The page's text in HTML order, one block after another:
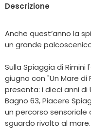
Descrizione
Anche quest’anno la
un grande
Sulla Spiaggia di
giugno con "Un Mare di
presenta: i dieci anni di
Bagno 63, Piacere
un percorso sensoriale
sguardo rivolto al mare.